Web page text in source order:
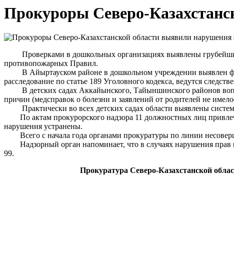
Прокуроры Северо-
Проверками в дошкольных организациях выявлены
противопожарных Правил.
В Айыртауском районе в дошкольном учреждении выявлен
расследование по статье 189 Уголовного кодекса, ведутся
В детских садах Аккайынского, Тайыншинского районов
причин (медсправок о болезни и заявлений от родителей не
Практически во всех детских садах области выявлены
По актам прокурорского надзора 11 должностных лиц
нарушения устранены.
Всего с начала года органами прокуратуры по линии
Надзорный орган напоминает, что в случаях нарушения прав
99.
Прокуратура Северо-Казахстанской